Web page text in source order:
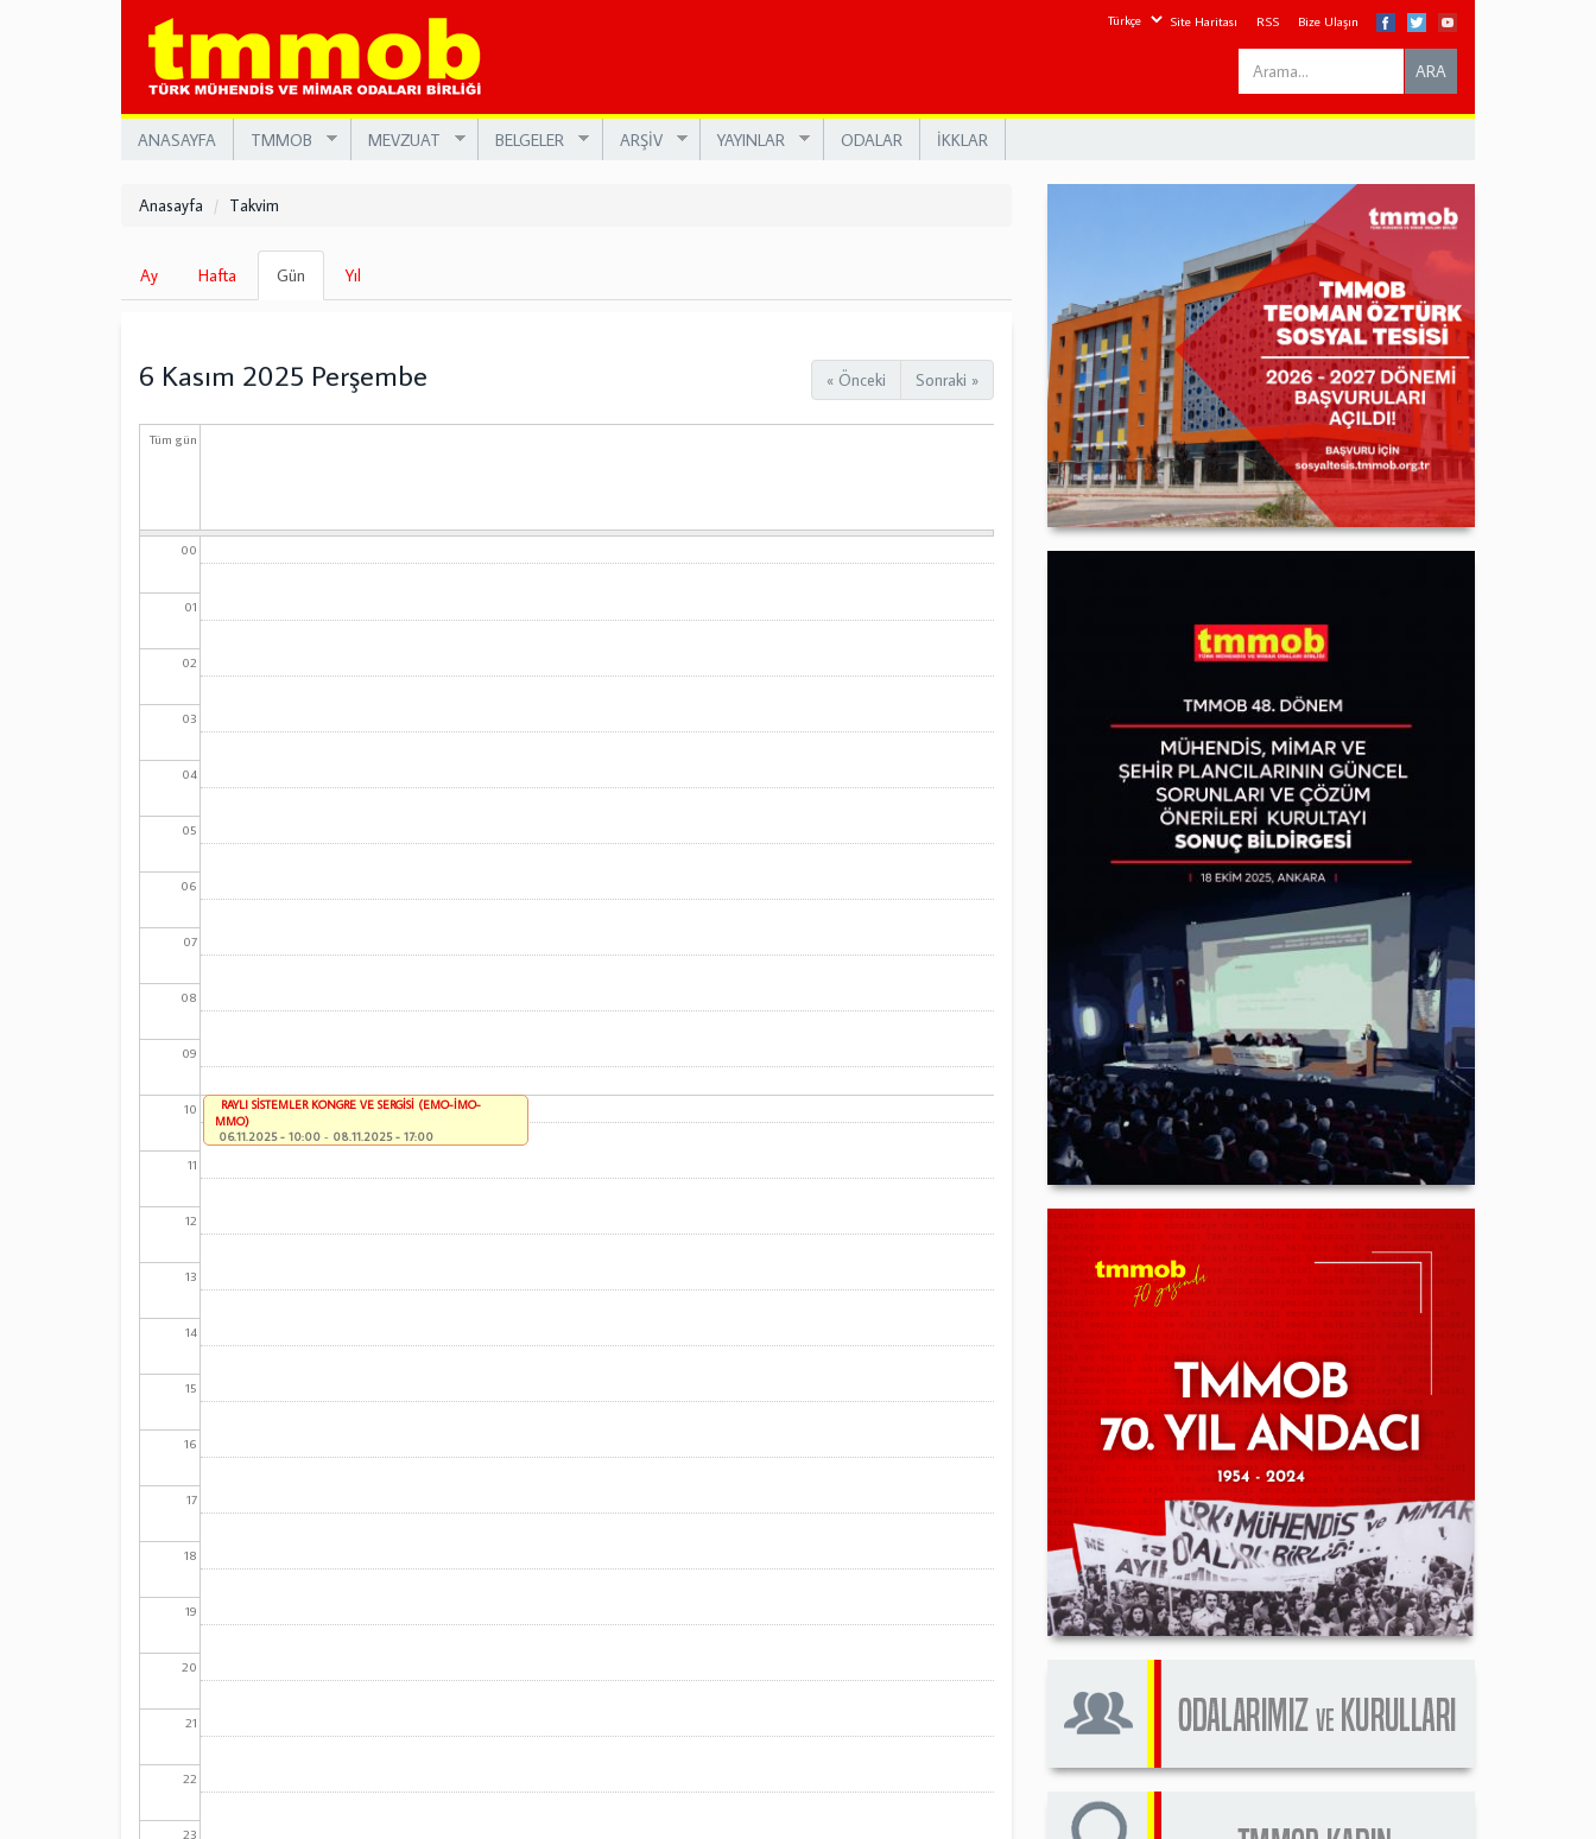
Site Haritası RSS Bize Ulaşın
Search
this
ARA
ANASAYFA TMMOB MEVZUAT BELGELER ARŞİV YAYINLAR ODALAR İKKLAR
Anasayfa Takvim
Birincil
sekmeler
Ay Hafta Gün
sekme)
Yıl
« Önceki Sonraki »
6 Kasım 2025 Perşembe
Tüm gün
00
01
02
03
04
05
06
07
08
09
10
11
12
13
14
15
16
17
18
19
20
21
22
23
RAYLI SİSTEMLER KONGRE VE SERGİSİ (EMO-İMO-
MMO)
06.11.2025 - 10:00 - 08.11.2025 - 17:00